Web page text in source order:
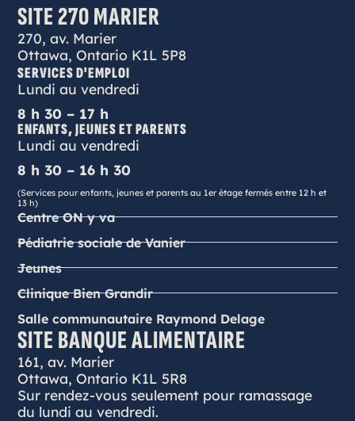
SITE 270 MARIER
270, av. Marier
Ottawa, Ontario K1L 5P8
SERVICES D'EMPLOI
Lundi au vendredi
8 h 30 – 17 h
ENFANTS, JEUNES ET PARENTS
Lundi au vendredi
8 h 30 – 16 h 30
(Services pour enfants, jeunes et parents au 1er étage fermés entre 12 h et
13 h)
Centre ON y va
Pédiatrie sociale de Vanier
Jeunes
Clinique Bien Grandir
Salle communautaire Raymond Delage
SITE BANQUE ALIMENTAIRE
161, av. Marier
Ottawa, Ontario K1L 5R8
Sur rendez-vous seulement pour ramassage
du lundi au vendredi.